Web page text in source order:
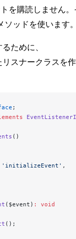
を購読しません。
ソッドを使います
ために、
リスナークラスを
;
()
'initializeEvent' ,
($event) :
void
();